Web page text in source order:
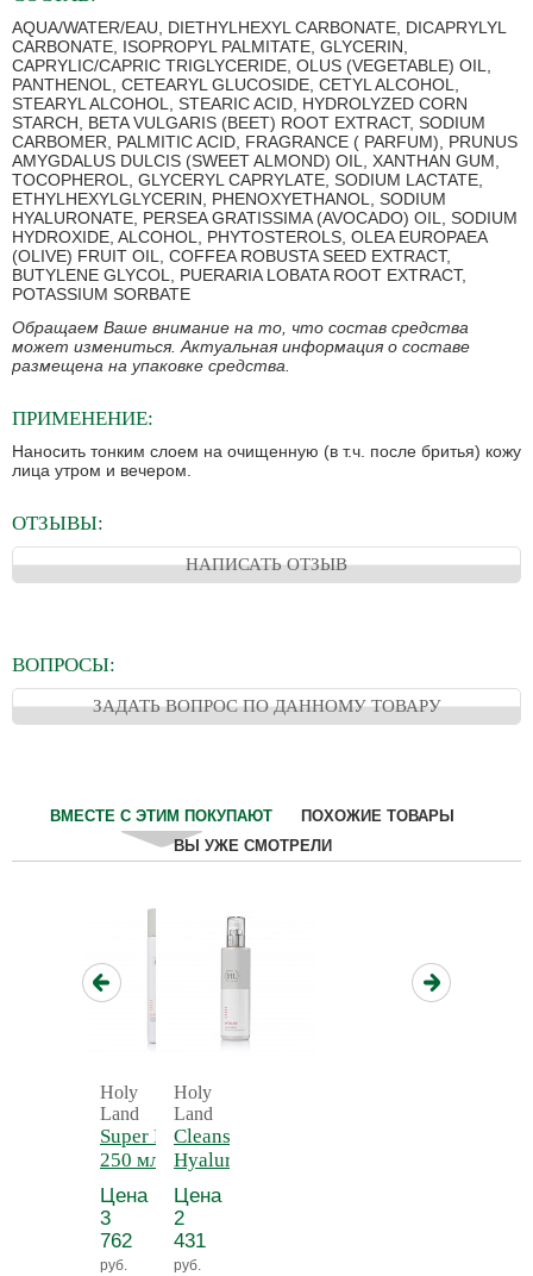
AQUA/WATER/EAU, DIETHYLHEXYL CARBONATE, DICAPRYLYL
CARBONATE, ISOPROPYL PALMITATE, GLYCERIN,
CAPRYLIC/CAPRIC TRIGLYCERIDE, OLUS (VEGETABLE) OIL,
PANTHENOL, CETEARYL GLUCOSIDE, CETYL ALCOHOL,
STEARYL ALCOHOL, STEARIC ACID, HYDROLYZED CORN
STARCH, BETA VULGARIS (BEET) ROOT EXTRACT, SODIUM
CARBOMER, PALMITIC ACID, FRAGRANCE ( PARFUM), PRUNUS
AMYGDALUS DULCIS (SWEET ALMOND) OIL, XANTHAN GUM,
TOCOPHEROL, GLYCERYL CAPRYLATE, SODIUM LACTATE,
ETHYLHEXYLGLYCERIN, PHENOXYETHANOL, SODIUM
HYALURONATE, PERSEA GRATISSIMA (AVOCADO) OIL, SODIUM
HYDROXIDE, ALCOHOL, PHYTOSTEROLS, OLEA EUROPAEA
(OLIVE) FRUIT OIL, COFFEA ROBUSTA SEED EXTRACT,
BUTYLENE GLYCOL, PUERARIA LOBATA ROOT EXTRACT,
POTASSIUM SORBATE
Обращаем Ваше внимание на то, что состав средства
может измениться. Актуальная информация о составе
размещена на упаковке средства.
ПРИМЕНЕНИЕ:
Наносить тонким слоем на очищенную (в т.ч. после бритья) кожу
лица утром и вечером.
ОТЗЫВЫ:
НАПИСАТЬ ОТЗЫВ
ВОПРОСЫ:
ЗАДАТЬ ВОПРОС ПО ДАННОМУ ТОВАРУ
ВМЕСТЕ С ЭТИМ ПОКУПАЮТ
ПОХОЖИЕ ТОВАРЫ
ВЫ УЖЕ СМОТРЕЛИ
Holy
Land
Super Lotion
250 мл -
Лосьон для
растворения
комедонов
Цена
3
762
руб.
Holy
Land
Cleanser With
Hyaluronic
Acid 250 мл -
Очиститель с
гиалуроновой
кислотой
Цена
2
431
руб.